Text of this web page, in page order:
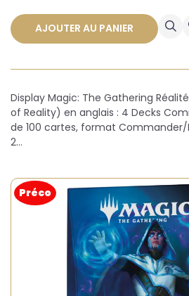
AJOUTER AU PANIER
Display Magic: The Gathering
of Reality) en anglais : 4 Decks
de 100 cartes, format Commander/
2…
Préco